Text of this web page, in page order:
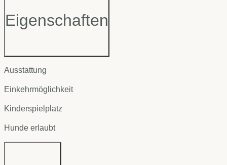
Eigenschaften
Ausstattung
Einkehrmöglichkeit
Kinderspielplatz
Hunde erlaubt